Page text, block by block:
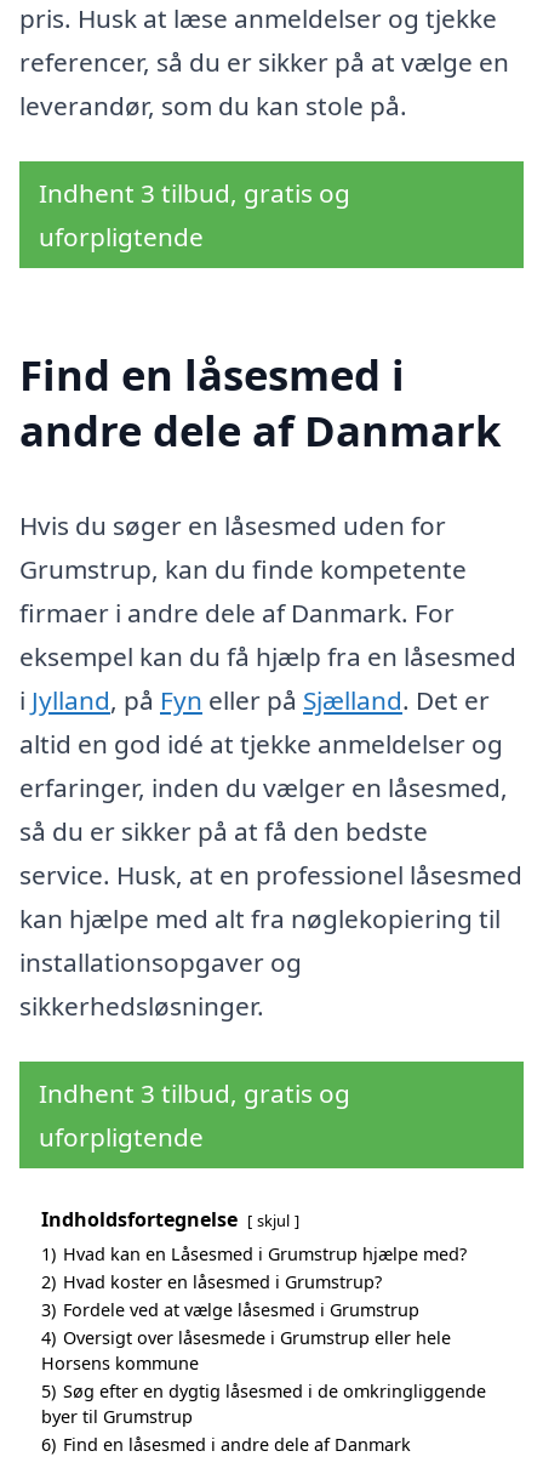
pris. Husk at læse anmeldelser og tjekke
referencer, så du er sikker på at vælge en
leverandør, som du kan stole på.
Indhent 3 tilbud, gratis og
uforpligtende
Find en låsesmed i
andre dele af Danmark
Hvis du søger en låsesmed uden for
Grumstrup, kan du finde kompetente
firmaer i andre dele af Danmark. For
eksempel kan du få hjælp fra en låsesmed
i Jylland, på Fyn eller på Sjælland. Det er
altid en god idé at tjekke anmeldelser og
erfaringer, inden du vælger en låsesmed,
så du er sikker på at få den bedste
service. Husk, at en professionel låsesmed
kan hjælpe med alt fra nøglekopiering til
installationsopgaver og
sikkerhedsløsninger.
Indhent 3 tilbud, gratis og
uforpligtende
Indholdsfortegnelse skjul
1) Hvad kan en Låsesmed i Grumstrup hjælpe med?
2) Hvad koster en låsesmed i Grumstrup?
3) Fordele ved at vælge låsesmed i Grumstrup
4) Oversigt over låsesmede i Grumstrup eller hele
Horsens kommune
5) Søg efter en dygtig låsesmed i de omkringliggende
byer til Grumstrup
6) Find en låsesmed i andre dele af Danmark